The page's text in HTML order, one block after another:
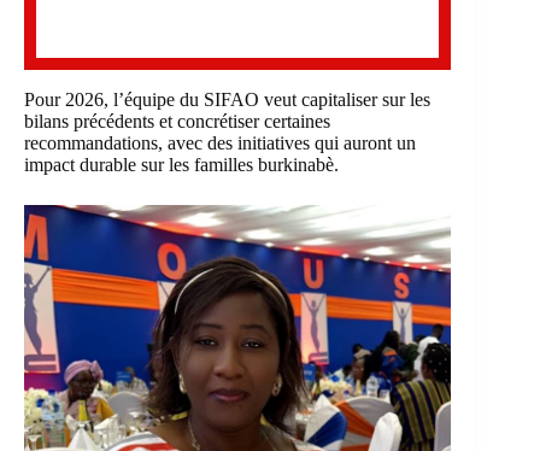
Pour 2026, l’équipe du SIFAO veut capitaliser sur les
bilans précédents et concrétiser certaines
recommandations, avec des initiatives qui auront un
impact durable sur les familles burkinabè.